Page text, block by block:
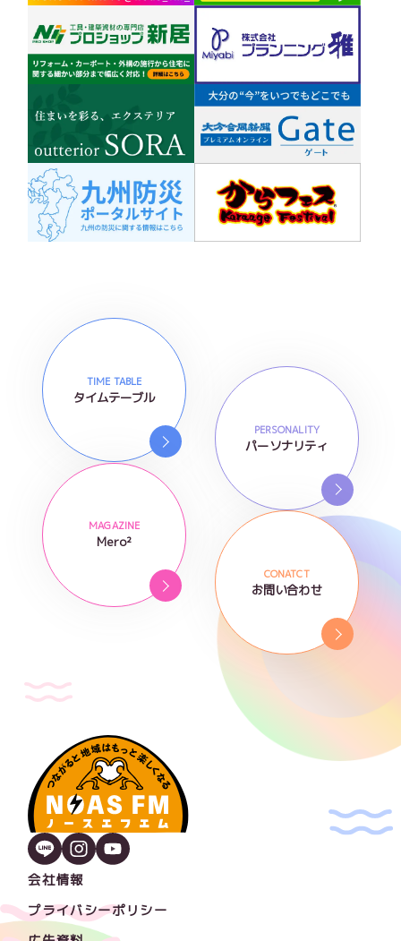
TIME TABLE
タイムテーブル
PERSONALITY
パーソナリティ
MAGAZINE
Mero²
CONATCT
お問い合わせ
会社情報
プライバシーポリシー